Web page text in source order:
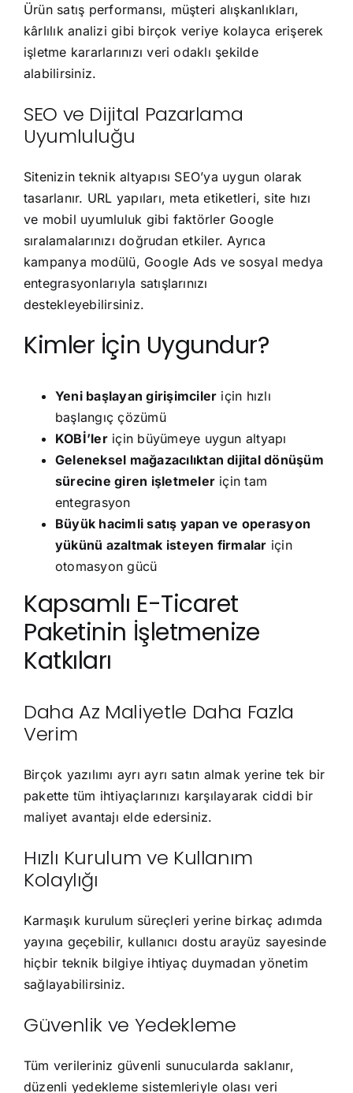
Ürün satış performansı, müşteri alışkanlıkları,
kârlılık analizi gibi birçok veriye kolayca erişerek
işletme kararlarınızı veri odaklı şekilde
alabilirsiniz.
SEO ve Dijital Pazarlama
Uyumluluğu
Sitenizin teknik altyapısı SEO’ya uygun olarak
tasarlanır. URL yapıları, meta etiketleri, site hızı
ve mobil uyumluluk gibi faktörler Google
sıralamalarınızı doğrudan etkiler. Ayrıca
kampanya modülü, Google Ads ve sosyal medya
entegrasyonlarıyla satışlarınızı
destekleyebilirsiniz.
Kimler İçin Uygundur?
Yeni başlayan girişimciler için hızlı
başlangıç çözümü
KOBİ’leriçin büyümeye uygun altyapı
Geleneksel mağazacılıktan dijital dönüşüm
sürecine giren işletmeler için tam
entegrasyon
Büyük hacimli satış yapan ve operasyon
yükünü azaltmak isteyen firmalar için
otomasyon gücü
Kapsamlı E-Ticaret
Paketinin İşletmenize
Katkıları
Daha Az Maliyetle Daha Fazla
Verim
Birçok yazılımı ayrı ayrı satın almak yerine tek bir
pakette tüm ihtiyaçlarınızı karşılayarak ciddi bir
maliyet avantajı elde edersiniz.
Hızlı Kurulum ve Kullanım
Kolaylığı
Karmaşık kurulum süreçleri yerine birkaç adımda
yayına geçebilir, kullanıcı dostu arayüz sayesinde
hiçbir teknik bilgiye ihtiyaç duymadan yönetim
sağlayabilirsiniz.
Güvenlik ve Yedekleme
Tüm verileriniz güvenli sunucularda saklanır,
düzenli yedekleme sistemleriyle olası veri